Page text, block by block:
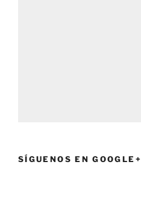
SÍGUENOS EN GOOGLE+